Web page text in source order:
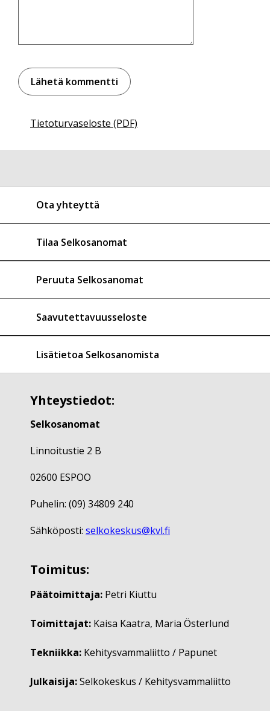
Tietoturvaseloste (PDF)
Ota yhteyttä
Tilaa Selkosanomat
Peruuta Selkosanomat
Saavutettavuusseloste
Lisätietoa Selkosanomista
Yhteystiedot:
Selkosanomat
Linnoitustie 2 B
02600 ESPOO
Puhelin: (09) 34809 240
Sähköposti: selkokeskus@kvl.fi
Toimitus:
Päätoimittaja: Petri Kiuttu
Toimittajat: Kaisa Kaatra, Maria Österlund
Tekniikka: Kehitysvammaliitto / Papunet
Julkaisija:Selkokeskus / Kehitysvammaliitto